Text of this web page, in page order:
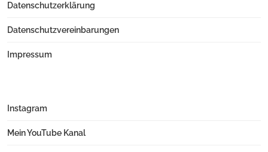
Datenschutzerklärung
Datenschutzvereinbarungen
Impressum
Instagram
Mein YouTube Kanal